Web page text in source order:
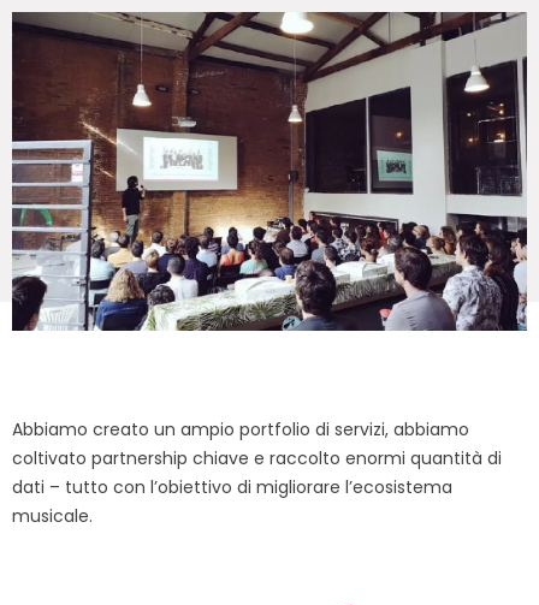
Abbiamo creato un ampio portfolio di servizi, abbiamo
coltivato partnership chiave e raccolto enormi quantità di
dati – tutto con l’obiettivo di migliorare l’ecosistema
musicale.